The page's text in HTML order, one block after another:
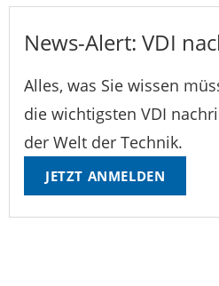
News-Alert: VDI
Alles, was Sie wissen
die wichtigsten VDI
der Welt der Technik.
JETZT ANMELDEN